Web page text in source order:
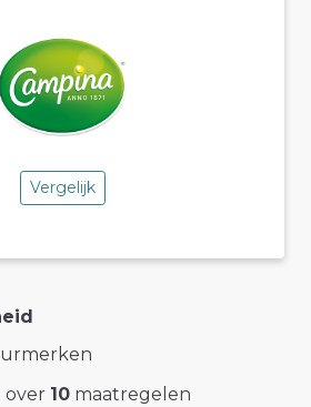
Vergelijk
over 10 maatregelen